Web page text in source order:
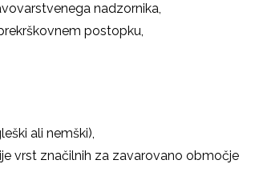
nadzornika,
postopku,
ali nemški),
vrst značilnih za zavarovano območje